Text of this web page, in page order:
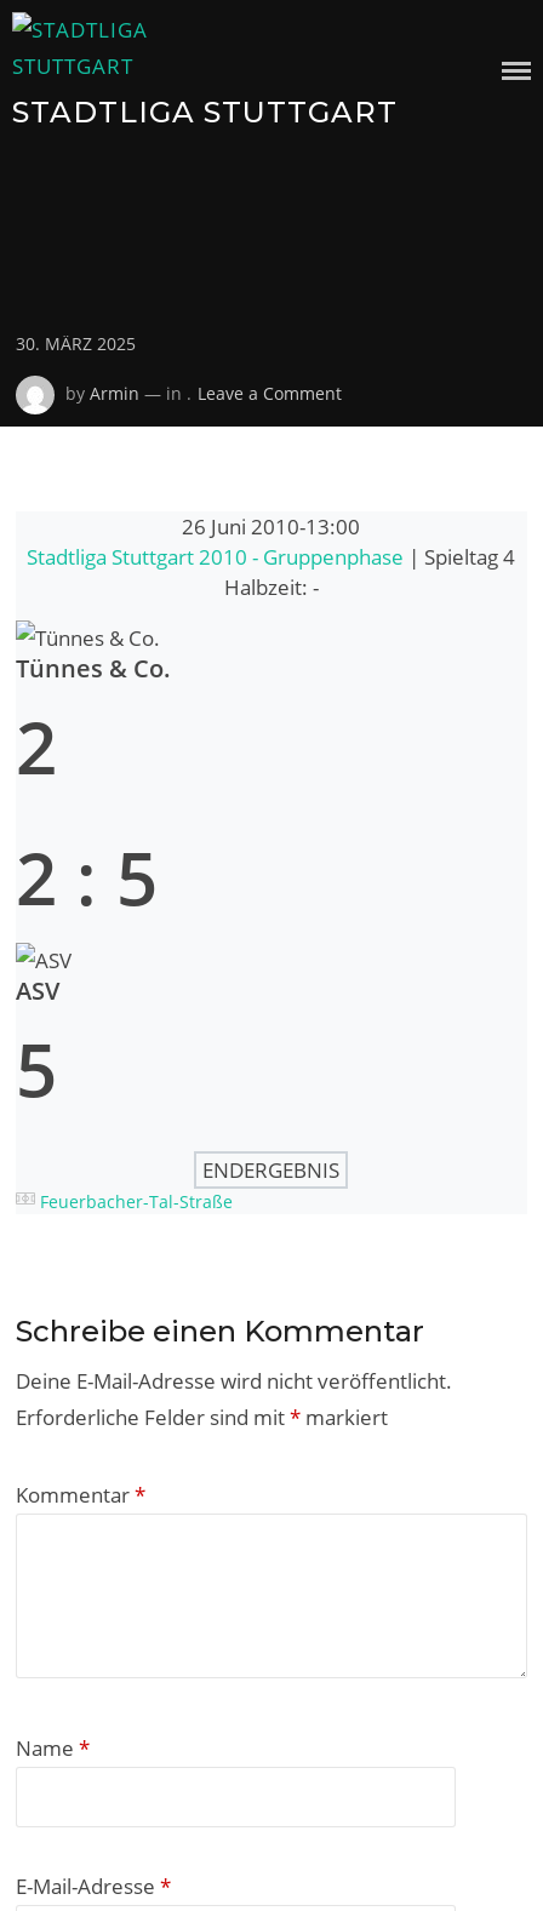
Skip
to
STADTLIGA STUTTGART
Posted
on
30. MÄRZ 2025
byArmin — in . Leave a Commenton
26 Juni 2010-13:00
Stadtliga Stuttgart 2010 - Gruppenphase | Spieltag 4
Halbzeit: -
Tünnes & Co.
2
2 : 5
ASV
5
ENDERGEBNIS
Feuerbacher-Tal-Straße
Schreibe einen Kommentar
Deine E-Mail-Adresse wird nicht veröffentlicht.
Erforderliche Felder sind mit* markiert
Kommentar*
Name*
E-Mail-Adresse*